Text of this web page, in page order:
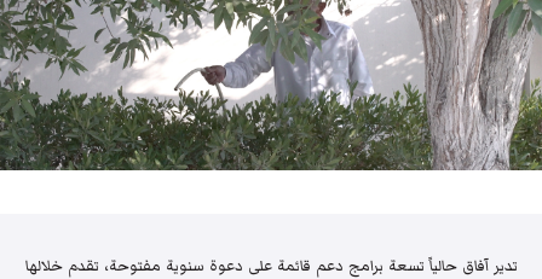
تدير آفاق حالياً تسعة برامج دعم قائمة على دعوة سنوية مفتوحة، تقدم خلالها